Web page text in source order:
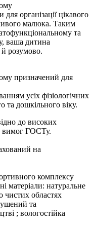
для організації цікавого
малюка. Таким
та
ваша дитина
й розумово.
призначений для
усіх фізіологічних
та дошкільного віку.
до високих
вимог ГОСТу.
на
комплексу
матеріали: натуральне
чистих областях
та
; вологостійка